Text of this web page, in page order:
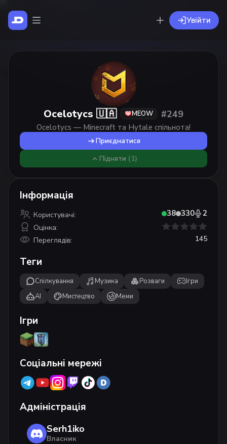
Увійти
Ocelotycs 🇺🇦 MEOW #249
Ocelotycs — Minecraft та Hytale спільнота!
Приєднатися
Підняти (1)
Інформація
Користувачі: 38 330 2
Оцінка:
Переглядів:
145
Теги
Спілкування Музика Розваги
Ігри
AI
Мистецтво Меми
Ігри
Соціальні мережі
Адміністрація
Serh1iko
Власник